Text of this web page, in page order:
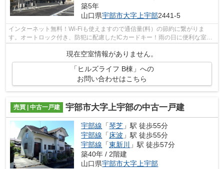
築5年
山口県宇部市大字上宇部2441-5
インターネット無料！Wi-Fiも使えますので通信量(料）の節約に繋がりま
す。オートロック付き、防犯に配慮したICカードキー！雨の日に便利な室内
物し♪全部屋居室照明付！エアコン2台付...
現在空室情報がありません。
「ヒルズライフ B棟」への
お問い合わせはこちら
売買 | 中古一戸建 宇部市大字上宇部の中古一戸建
宇部線 「琴芝 」駅 徒歩55分
宇部線 「 床波 」駅 徒歩55分
宇部線 「東新川
」駅 徒歩57分
築40年 / 2階建
山口県宇部市大字上宇部